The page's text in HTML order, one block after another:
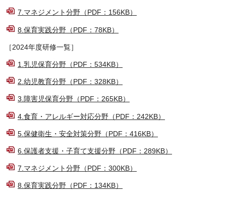
7.マネジメント分野（PDF：156KB）
8.保育実践分野（PDF：78KB）
［2024年度研修一覧］
1.乳児保育分野（PDF：534KB）
2.幼児教育分野（PDF：328KB）
3.障害児保育分野（PDF：265KB）
4.食育・アレルギー対応分野（PDF：242KB）
5.保健衛生・安全対策分野（PDF：416KB）
6.保護者支援・子育て支援分野（PDF：289KB）
7.マネジメント分野（PDF：300KB）
8.保育実践分野（PDF：134KB）